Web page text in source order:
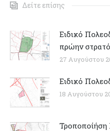
Δείτε επίσης
Ειδικό
πρώην
27 Αυγούστου
Ειδικό
18 Αυγούστου